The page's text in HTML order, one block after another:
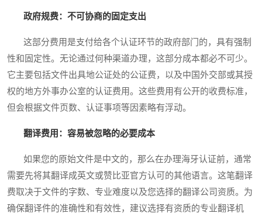
政府规费：不可协商的固定支出
这部分费用是支付给各个认证环节的政府部门的，具有强制
性和固定性。无论通过何种渠道办理，这部分成本都必不可少。
它主要包括文件出具地公证处的公证费，以及中国外交部或其授
权的地方外事办公室的认证费用。这些费用有公开的收费标准，
但会根据文件页数、认证事项等因素略有浮动。
翻译费用：容易被忽略的必要成本
如果您的原始文件是中文的，那么在办理海牙认证前，通常
需要先将其翻译成英文或赞比亚官方认可的其他语言。这笔翻译
费取决于文件的字数、专业难度以及您选择的翻译公司资质。为
确保翻译件的准确性和有效性，建议选择有资质的专业翻译机